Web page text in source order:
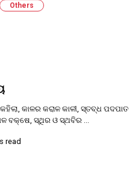
Others
କାଳର କରାଳ କାଳୀ, ସ୍ତବ୍ଧ ପଦପାତ
ବକ୍ଷେ, ସ୍ଥିର ଓ ସ୍ଥବିର ...
read